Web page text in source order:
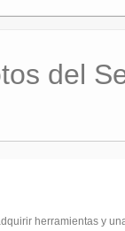
del
herramientas y